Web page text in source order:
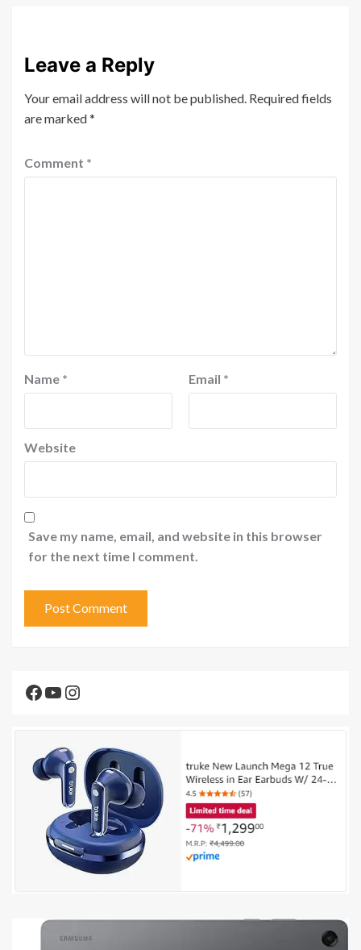
Leave a Reply
Your email address will not be published. Required fields
are marked*
Comment *
Name * Email *
Website
Save my name, email, and website in this browser
for the next time I comment.
Facebook
YouTube
Instagram